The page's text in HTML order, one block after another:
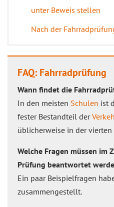
unter Beweis stellen
Nach der
FAQ: Fahrradprüfung
Wann findet die
In den meisten Schulen ist
fester Bestandteil der
üblicherweise in der vierten
Welche Fragen müssen im
Prüfung beantwortet
Ein paar Beispielfragen
zusammengestellt.